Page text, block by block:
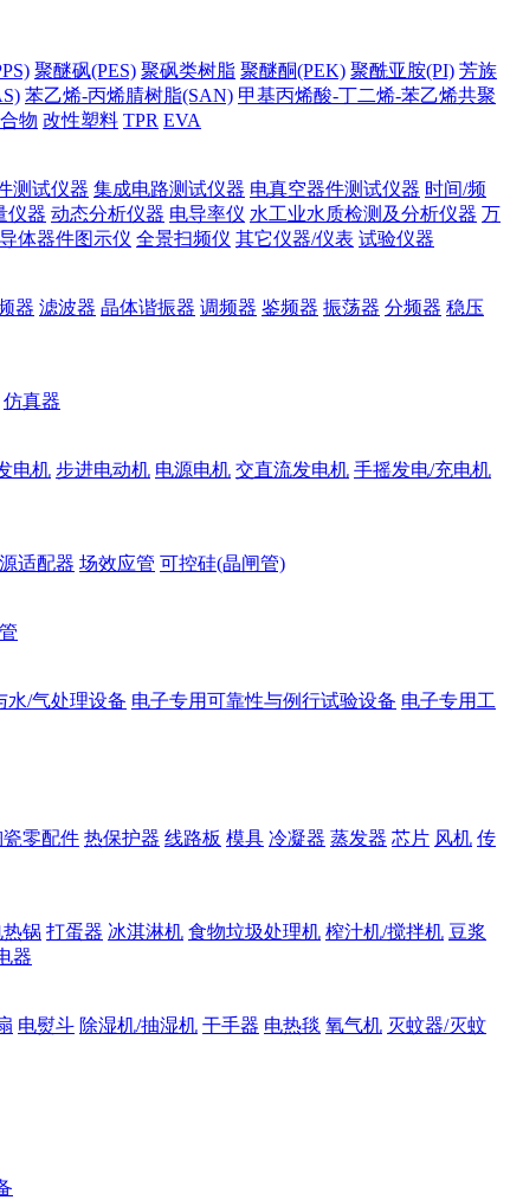
聚醚砜(PES) 聚砜类树脂 聚醚酮(PEK) 聚酰亚胺(PI) 芳族
苯乙烯-丙烯腈树脂(SAN) 甲基丙烯酸-丁二烯-苯乙烯共聚
物 改性塑料 TPR EVA
测试仪器 集成电路测试仪器 电真空器件测试仪器 时间/频
仪器 动态分析仪器 电导率仪 水工业水质检测及分析仪器 万
体器件图示仪 全景扫频仪 其它仪器/仪表 试验仪器
器 滤波器 晶体谐振器 调频器 鉴频器 振荡器 分频器 稳压
仿真器
电机 步进电动机 电源电机 交直流发电机 手摇发电/充电机
适配器 场效应管 可控硅(晶闸管)
水/气处理设备 电子专用可靠性与例行试验设备 电子专用工
瓷零配件 热保护器 线路板 模具 冷凝器 蒸发器 芯片 风机 传
热锅 打蛋器 冰淇淋机 食物垃圾处理机 榨汁机/搅拌机 豆浆
器
电熨斗 除湿机/抽湿机 干手器 电热毯 氧气机 灭蚊器/灭蚊